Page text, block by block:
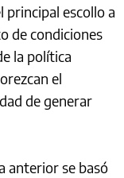
principal escollo a
de condiciones
la política
el
de generar
anterior se basó